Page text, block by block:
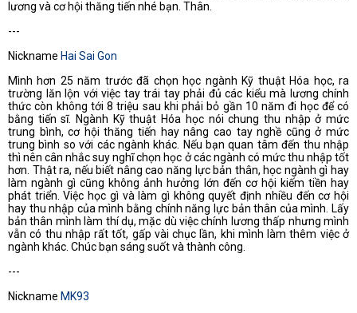
lương và cơ hội thăng tiến nhé bạn. Thân.
---
Nickname Hai Sai Gon
Mình hơn 25 năm trước đã chọn học ngành Kỹ thuật Hóa học, ra
trường lăn lộn với việc tay trái tay phải đủ các kiểu mà lương chính
thức còn không tới 8 triệu sau khi phải bỏ gần 10 năm đi học để có
bằng tiến sĩ. Ngành Kỹ thuật Hóa học nói chung thu nhập ở mức
trung bình, cơ hội thăng tiến hay nâng cao tay nghề cũng ở mức
trung bình so với các ngành khác. Nếu bạn quan tâm đến thu nhập
thì nên cân nhắc suy nghĩ chọn học ở các ngành có mức thu nhập tốt
hơn. Thật ra, nếu biết nâng cao năng lực bản thân, học ngành gì hay
làm ngành gì cũng không ảnh hưởng lớn đến cơ hội kiếm tiền hay
phát triển. Việc học gì và làm gì không quyết định nhiều đến cơ hội
hay thu nhập của mình bằng chính năng lực bản thân của mình. Lấy
bản thân mình làm thí dụ, mặc dù việc chính lương thấp nhưng mình
vẫn có thu nhập rất tốt, gấp vài chục lần, khi mình làm thêm việc ở
ngành khác. Chúc bạn sáng suốt và thành công.
---
Nickname MK93